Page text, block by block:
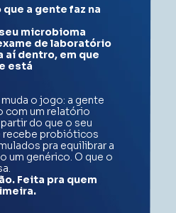
a gente faz na
microbioma
de laboratório
aí dentro, em que
está
muda o jogo: a gente
com um relatório
do que o seu
recebe probióticos
pra equilibrar a
um genérico. O que o
Feita pra quem